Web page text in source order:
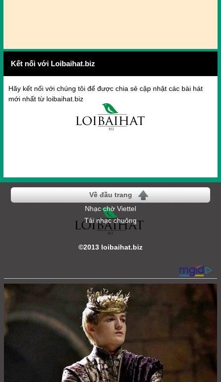
Kết nối với Loibaihat.biz
Hãy kết nối với chúng tôi để được chia sẻ cập nhật các bài hát
mới nhất từ loibaihat.biz
Về đầu trang
Nhạc chờ Viettel
Tải nhạc chuông
©2013 loibaihat.biz